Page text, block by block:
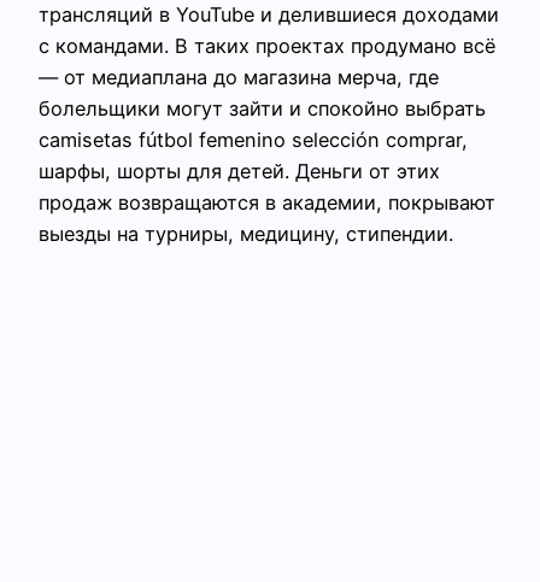
трансляций в YouTube и делившиеся доходами
с командами. В таких проектах продумано всё
— от медиаплана до магазина мерча, где
болельщики могут зайти и спокойно выбрать
camisetas fútbol femenino selección comprar,
шарфы, шорты для детей. Деньги от этих
продаж возвращаются в академии, покрывают
выезды на турниры, медицину, стипендии.